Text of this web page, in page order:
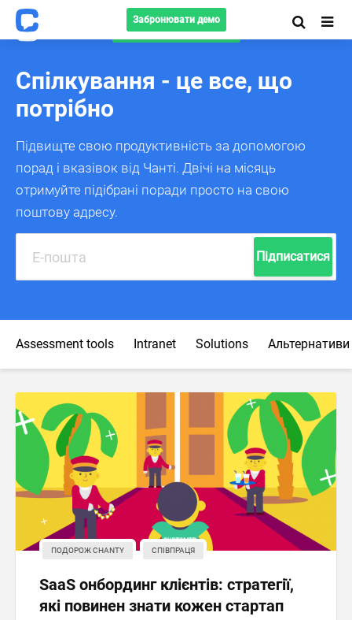
Забронювати демо
Спілкування - це все, що
потрібно
Підвищте свою продуктивність за допомогою
порад і вказівок від Чанті. Двічі на місяць
отримуйте підібрані поради просто на свою
поштову адресу.
Підписатися
Assessment tools Intranet Solutions Альтернативи
Забронювати демо
ПОДОРОЖ CHANTY СПІВПРАЦЯ
SaaS онбординг клієнтів: стратегії,
які повинен знати кожен стартап